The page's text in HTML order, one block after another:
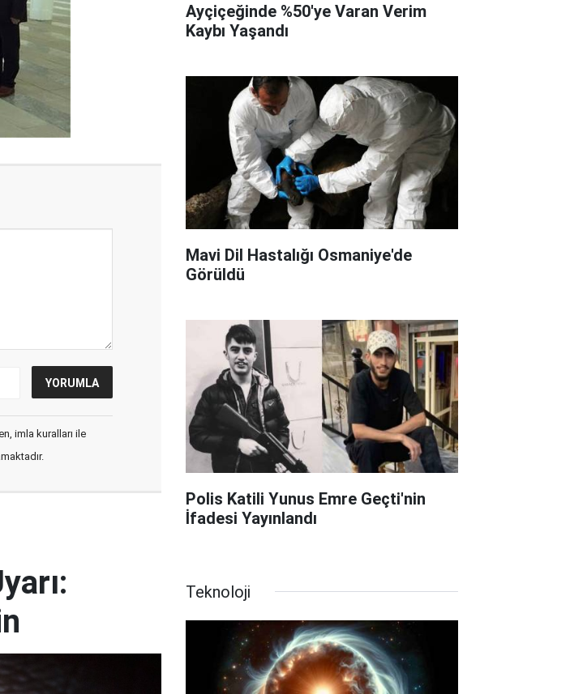
imla kuralları ile
Ayçiçeğinde %50'ye Varan Verim
Kaybı Yaşandı
Mavi Dil Hastalığı Osmaniye'de
Görüldü
Polis Katili Yunus Emre Geçti'nin
İfadesi Yayınlandı
Teknoloji